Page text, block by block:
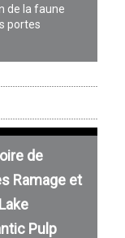
de la faune
portes
de
Ramage et
Pulp